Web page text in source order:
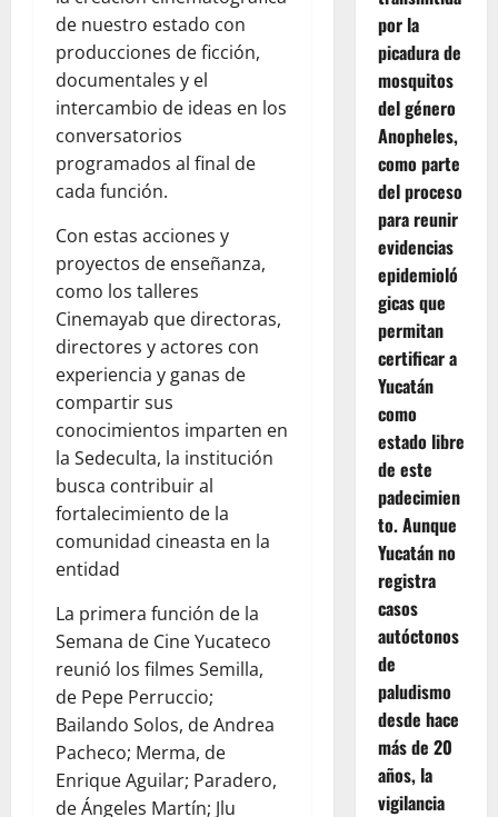
de nuestro estado con
producciones de ficción,
documentales y el
intercambio de ideas en los
conversatorios
programados al final de
cada función.
Con estas acciones y
proyectos de enseñanza,
como los talleres
Cinemayab que directoras,
directores y actores con
experiencia y ganas de
compartir sus
conocimientos imparten en
la Sedeculta, la institución
busca contribuir al
fortalecimiento de la
comunidad cineasta en la
entidad
La primera función de la
Semana de Cine Yucateco
reunió los filmes Semilla,
de Pepe Perruccio;
Bailando Solos, de Andrea
Pacheco; Merma, de
Enrique Aguilar; Paradero,
de Ángeles Martín; Jlu
por la
picadura de
mosquitos
del género
Anopheles,
como parte
del proceso
para reunir
evidencias
epidemioló
gicas que
permitan
certificar a
Yucatán
como
estado libre
de este
padecimien
to. Aunque
Yucatán no
registra
casos
autóctonos
de
paludismo
desde hace
más de 20
años, la
vigilancia